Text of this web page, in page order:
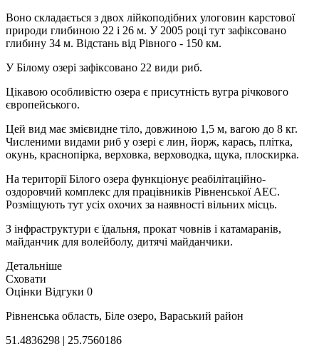
Воно складається з двох лійкоподібних улоговин карстової
природи глибиною 22 і 26 м. У 2005 році тут зафіксовано
глибину 34 м. Відстань від Рівного - 150 км.
У Білому озері зафіксовано 22 види риб.
Цікавою особливістю озера є присутність вугра річкового
європейського.
Цей вид має змієвидне тіло, довжиною 1,5 м, вагою до 8 кг.
Численими видами риб у озері є лин, йорж, карась, плітка,
окунь, краснопірка, верховка, верховодка, щука, плоскирка.
На території Білого озера функціонує реабілітаційно-
оздоровчий комплекс для працівників Рівненської АЕС.
Розміщують тут усіх охочих за наявності вільних місць.
З інфраструктури є їдальня, прокат човнів і катамаранів,
майданчик для волейболу, дитячі майданчики.
Детальніше
Сховати
Оцінки Відгуки 0
Рівненська область, Біле озеро, Вараський район
51.4836298 | 25.7560186